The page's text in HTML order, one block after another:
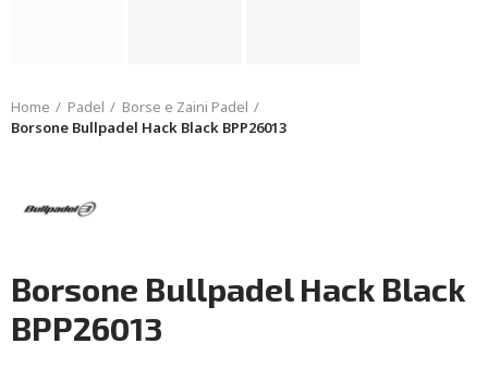
Home Padel
Borse e Zaini Padel
Borsone Bullpadel Hack Black BPP26013
Borsone Bullpadel Hack Black
BPP26013